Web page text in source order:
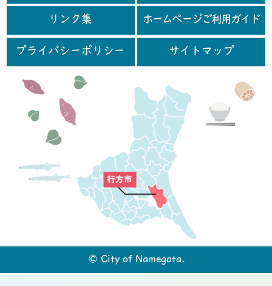
リンク集 ホームページご利用ガイド
プライバシーポリシー サイトマップ
© City of Namegata.